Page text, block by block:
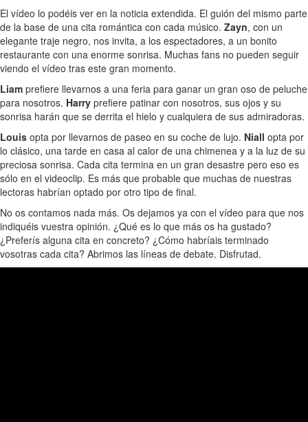
El vídeo lo podéis ver en la noticia extendida. El guión del mismo parte
de la base de una cita romántica con cada músico. Zayn, con un
elegante traje negro, nos invita, a los espectadores, a un bonito
restaurante con una enorme sonrisa. Muchas fans no pueden seguir
viendo el vídeo tras este gran momento.
Liam prefiere llevarnos a una feria para ganar un gran oso de peluche
para nosotros. Harry prefiere patinar con nosotros, sus ojos y su
sonrisa harán que se derrita el hielo y cualquiera de sus admiradoras.
Louis opta por llevarnos de paseo en su coche de lujo. Niall opta por
lo clásico, una tarde en casa al calor de una chimenea y a la luz de su
preciosa sonrisa. Cada cita termina en un gran desastre pero eso es
sólo en el videoclip. Es más que probable que muchas de nuestras
lectoras habrían optado por otro tipo de final.
No os contamos nada más. Os dejamos ya con el vídeo para que nos
indiquéis vuestra opinión. ¿Qué es lo que más os ha gustado?
¿Preferís alguna cita en concreto? ¿Cómo habríais terminado
vosotras cada cita? Abrimos las líneas de debate. Disfrutad.